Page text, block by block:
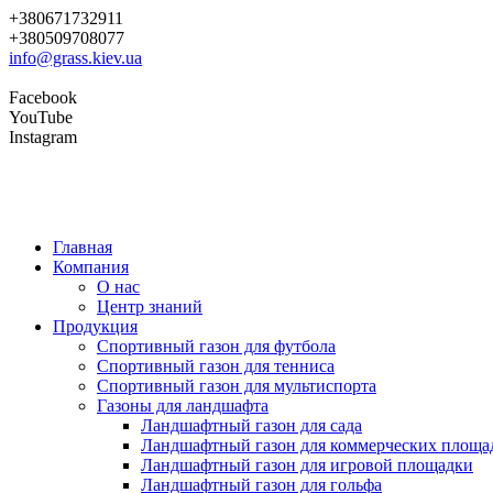
+380671732911
+380509708077
info@grass.kiev.ua
Facebook
YouTube
Instagram
Главная
Компания
О нас
Центр знаний
Продукция
Cпортивный газон для футбола
Cпортивный газон для тенниса
Cпортивный газон для мультиспорта
Газоны для ландшафта
Ландшафтный газон для сада
Ландшафтный газон для коммерческих
Ландшафтный газон для игровой площадки
Ландшафтный газон для гольфа